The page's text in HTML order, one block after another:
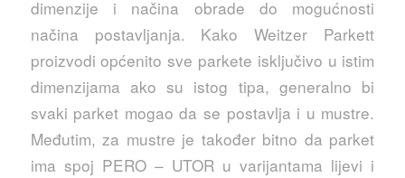
dimenzije i načina obrade do mogućnosti
načina postavljanja. Kako Weitzer Parkett
proizvodi općenito sve parkete isključivo u istim
dimenzijama ako su istog tipa, generalno bi
svaki parket mogao da se postavlja i u mustre.
Međutim, za mustre je također bitno da parket
ima spoj PERO – UTOR u varijantama lijevi i